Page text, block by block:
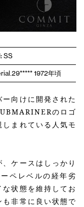
SS
1972年頃
向けに開発された
のロゴ
まれている人気モ
ケースはしっかり
ペレベルの経年劣
状態を維持してお
非常に良い状態で